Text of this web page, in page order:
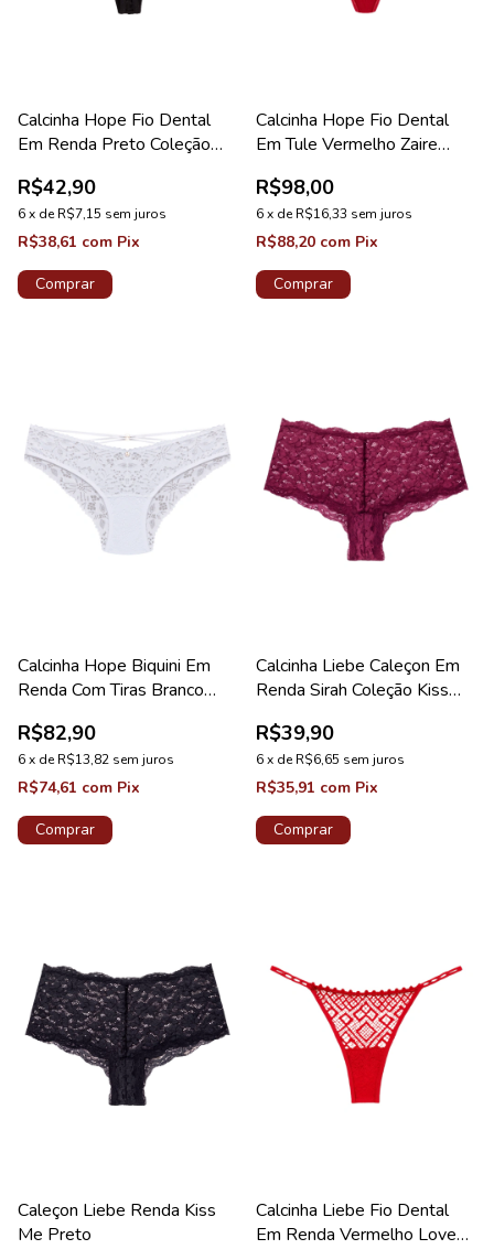
Calcinha Hope Fio Dental
Em Renda Preto Coleção
R$42,90
6x deR$7,15 sem juros
R$38,61 com Pix
Comprar
Calcinha Hope Fio Dental
Em Tule Vermelho Zaire
R$98,00
6x deR$16,33 sem juros
R$88,20 com Pix
Comprar
Calcinha Hope Biquini Em
Renda Com Tiras Branco
R$82,90
6x deR$13,82 sem juros
R$74,61 com Pix
Comprar
Calcinha Liebe Caleçon Em
Renda Sirah Coleção Kiss
R$39,90
6x deR$6,65 sem juros
R$35,91 com Pix
Comprar
Caleçon Liebe Renda Kiss
Me Preto
Calcinha Liebe Fio Dental
Em Renda Vermelho Love